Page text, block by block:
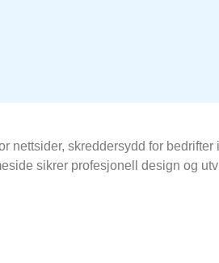
nettsider, skreddersydd for
sikrer profesjonell design og